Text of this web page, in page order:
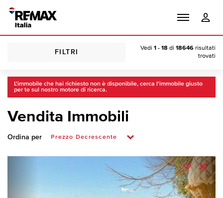
FILTRI
Vedi 1 - 18 di 18646 risultati
trovati
L'immobile che hai richiesto non è disponibile, cerca l'immobile giusto
per te sul nostro motore di ricerca.
Vendita Immobili
Ordina per